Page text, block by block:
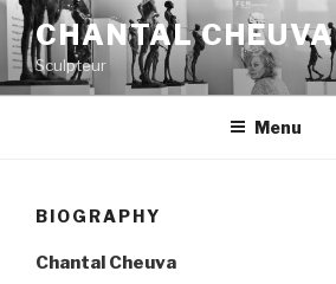
Aller
au
contenu
principal
CHANTAL CHEUVA
Sculpteur
Menu
BIOGRAPHY
Chantal Cheuva